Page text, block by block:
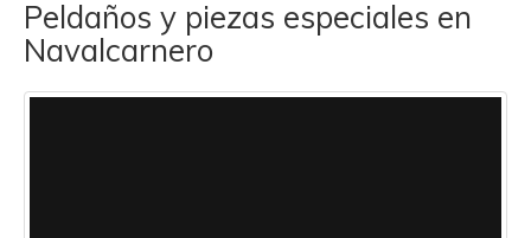
Peldaños y piezas especiales en
Navalcarnero